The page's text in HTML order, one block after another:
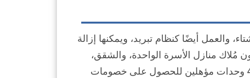
والعمل أيضًا كنظام تبريد، ويمكنها إزالة
مُلاك منازل الأسرة الواحدة، والشقق،
والوحدات السكنية (الكوندو) في المباني المكونة من 1 إلى 4 وحدات مؤهلين للحصول على خصومات